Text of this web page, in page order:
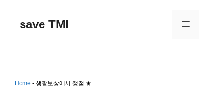
save TMI 메
Home - 생활보상에서 쟁점 ★